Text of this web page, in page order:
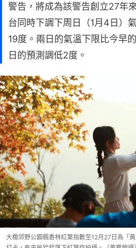
警告，將成為該警告創立27年
台同時下調下周日（1月4日）
19度。兩日的氣溫下限比今早
日的預測調低2度。
大欖郊野公園楓香林紅葉指數至12月27日為「